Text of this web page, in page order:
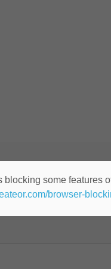
SENIOR
blocking some features
browser-